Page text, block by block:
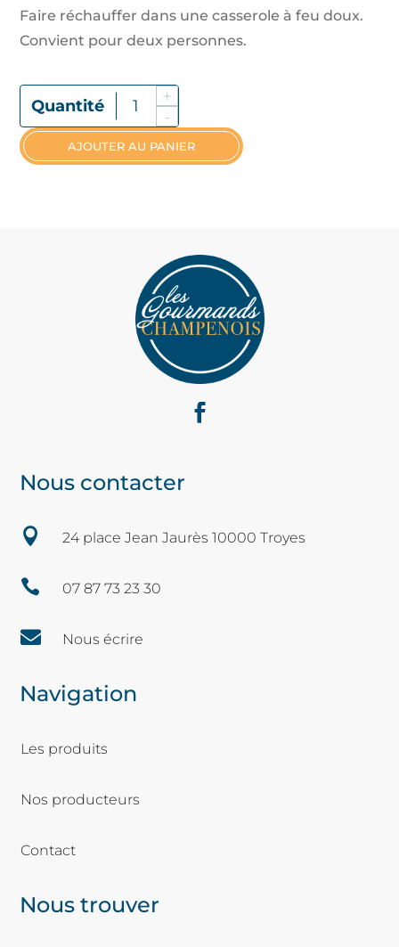
Faire réchauffer dans une casserole à feu doux.
Convient pour deux personnes.
Quantité De Coq Au Vin
+
-
AJOUTER AU PANIER
Nous contacter
 24 place Jean Jaurès 10000 Troyes
 07 87 73 23 30
 Nous écrire
Navigation
Les produits
Nos producteurs
Contact
Nous trouver